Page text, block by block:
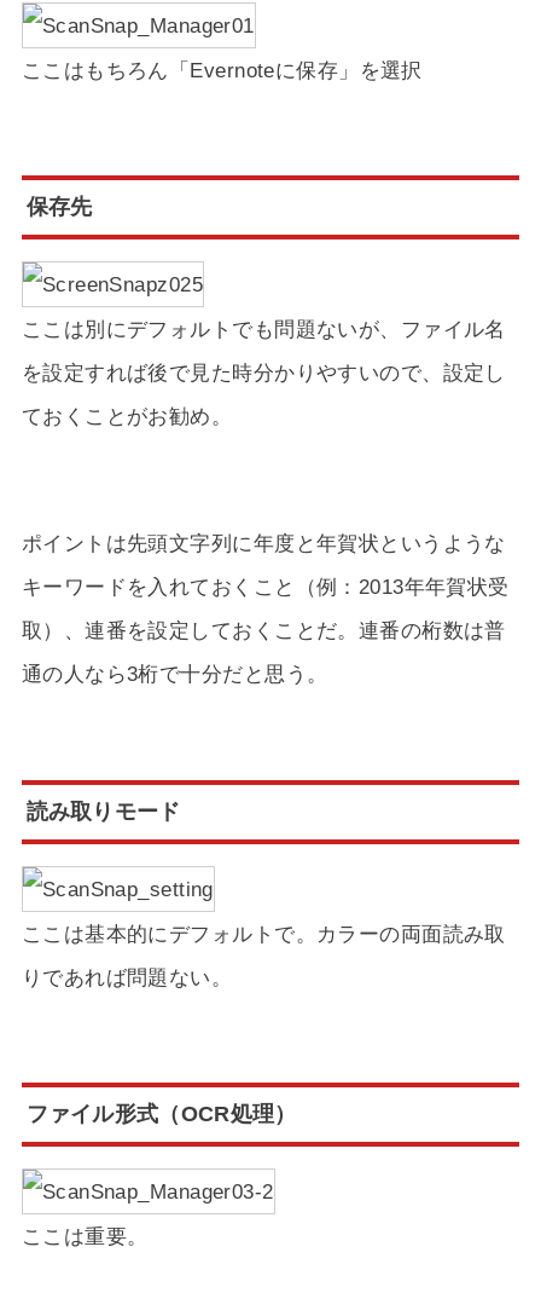
ここはもちろん「Evernoteに保存」を選択
保存先
ここは別にデフォルトでも問題ないが、ファイル名
を設定すれば後で見た時分かりやすいので、設定し
ておくことがお勧め。
ポイントは先頭文字列に年度と年賀状というような
キーワードを入れておくこと（例：2013年年賀状受
取）、連番を設定しておくことだ。連番の桁数は普
通の人なら3桁で十分だと思う。
読み取りモード
ここは基本的にデフォルトで。カラーの両面読み取
りであれば問題ない。
ファイル形式（OCR処理）
ここは重要。